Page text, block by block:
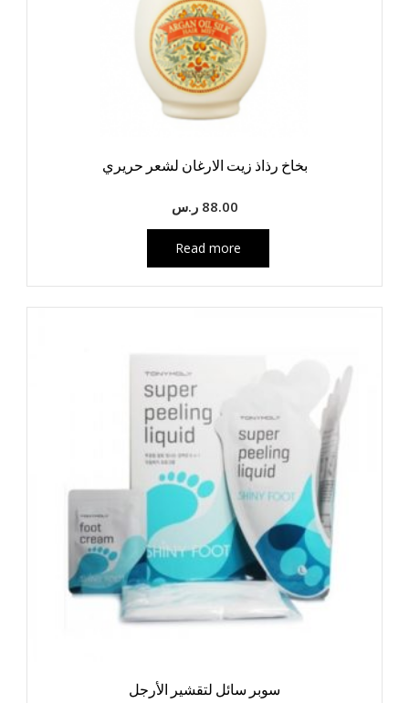
بخاخ رذاذ زيت الارغان لشعر حريري
88.00 ر.س
Read more
سوبر سائل لتقشير الأرجل